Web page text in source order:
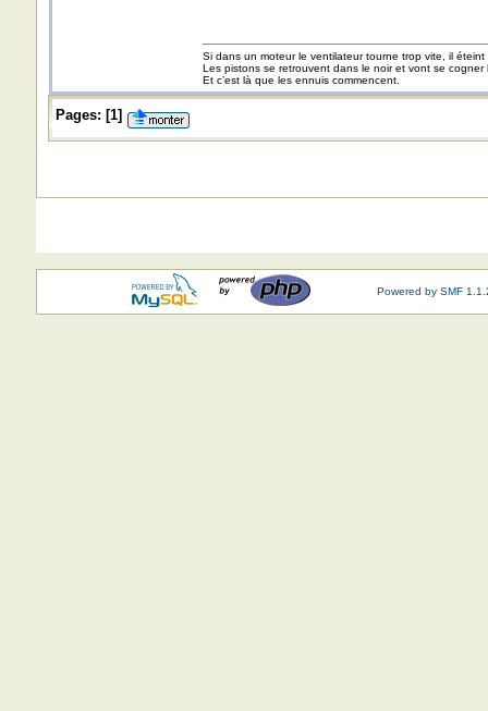
Si dans un moteur le ventilateur tourne trop vite, il éteint
Les pistons se retrouvent dans le noir et vont se
Et c’est là que les ennuis commencent.
Pages: [1]
Powered by SMF